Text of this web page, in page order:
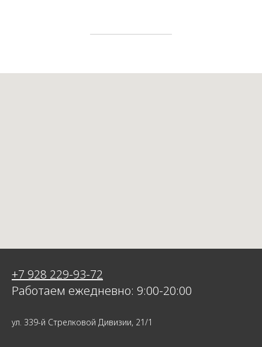
+7 928 229-93-72
Работаем ежедневно: 9:00-20:00
ул. 339-й Стрелковой Дивизии, 21/1